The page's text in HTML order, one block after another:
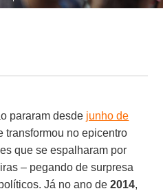
pararam desde junho de
transformou no epicentro
que se espalharam por
– pegando de surpresa
Já no ano de2014,